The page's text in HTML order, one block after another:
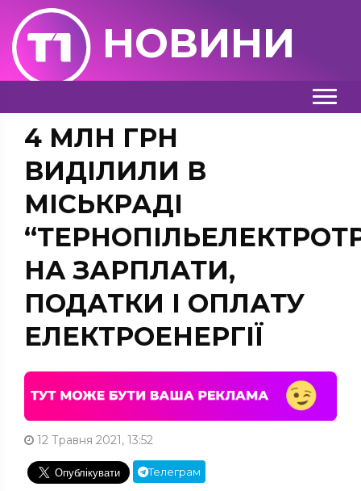
НОВИНИ
4 МЛН ГРН
ВИДІЛИЛИ В
МІСЬКРАДІ
НА ЗАРПЛАТИ,
ПОДАТКИ І ОПЛАТУ
ЕЛЕКТРОЕНЕРГІЇ
12 Травня 2021, 13:52
Телеграм